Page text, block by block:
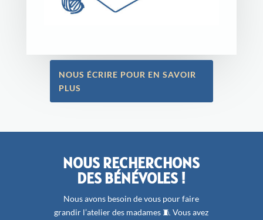
NOUS ÉCRIRE POUR EN SAVOIR
PLUS
NOUS RECHERCHONS
DES BÉNÉVOLES !
Nous avons besoin de vous pour faire
grandir l’atelier des madames ​🧵 Vous avez